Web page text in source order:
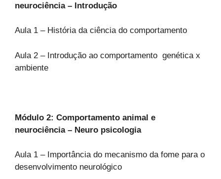
neurociência – Introdução
Aula 1 – História da ciência do comportamento
Aula 2 – Introdução ao comportamento genética x
ambiente
Módulo 2: Comportamento animal e
neurociência – Neuro psicologia
Aula 1 – Importância do mecanismo da fome para o
desenvolvimento neurológico